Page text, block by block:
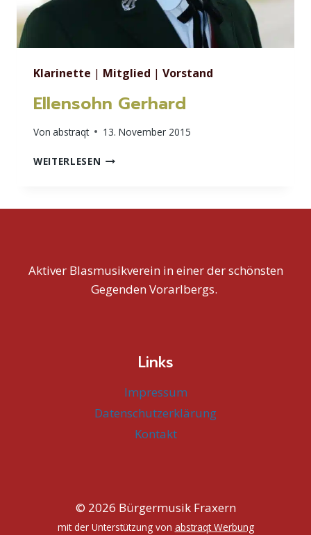
Klarinette | Mitglied | Vorstand
Ellensohn Gerhard
Von abstraqt 13. November 2015
WEITERLESEN ELLENSOHN
Aktiver Blasmusikverein in einer der schönsten
Gegenden Vorarlbergs.
Links
Impressum
Datenschutzerklärung
Kontakt
© 2026 Bürgermusik Fraxern
mit der Unterstützung von abstraqt Werbung